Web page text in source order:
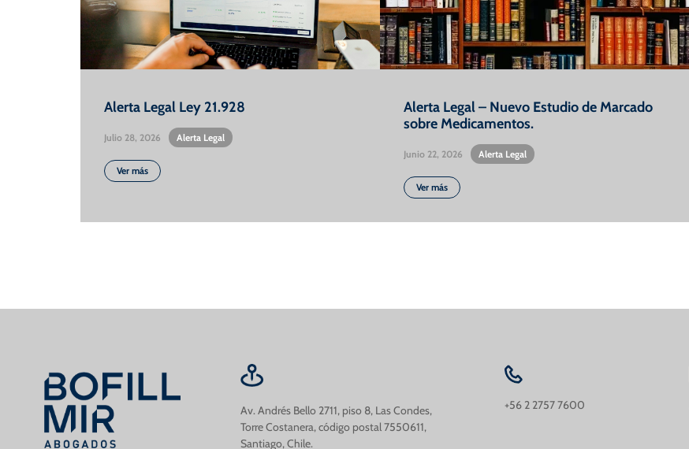
Alerta Legal Ley 21.928
Julio 28, 2026 Alerta Legal
Ver más
Alerta Legal – Nuevo Estudio de Marcado
sobre Medicamentos.
Junio 22, 2026 Alerta Legal
Ver más
Av. Andrés Bello 2711, piso 8, Las Condes,
Torre Costanera, código postal 7550611,
Santiago, Chile.
+56 2 2757 7600